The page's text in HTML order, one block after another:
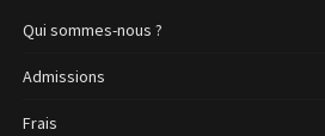
Qui sommes-nous ?
Admissions
Frais